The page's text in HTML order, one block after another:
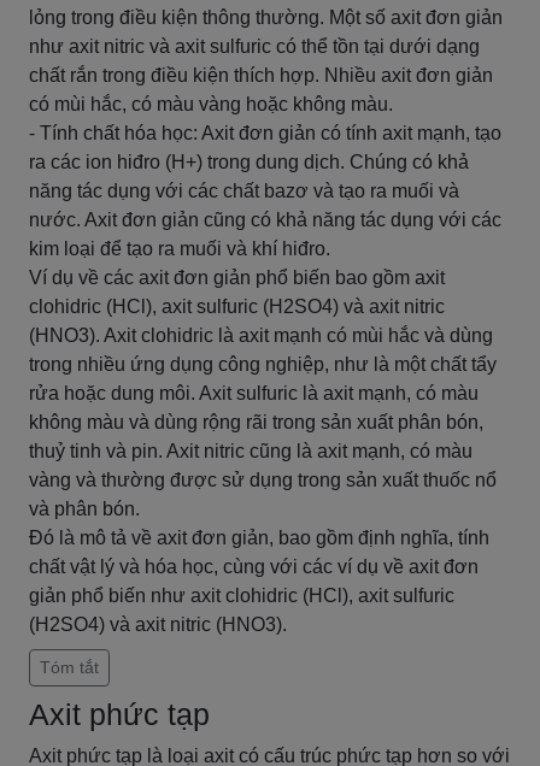
lỏng trong điều kiện thông thường. Một số axit đơn giản
như axit nitric và axit sulfuric có thể tồn tại dưới dạng
chất rắn trong điều kiện thích hợp. Nhiều axit đơn giản
có mùi hắc, có màu vàng hoặc không màu.
- Tính chất hóa học: Axit đơn giản có tính axit mạnh, tạo
ra các ion hiđro (H+) trong dung dịch. Chúng có khả
năng tác dụng với các chất bazơ và tạo ra muối và
nước. Axit đơn giản cũng có khả năng tác dụng với các
kim loại để tạo ra muối và khí hiđro.
Ví dụ về các axit đơn giản phổ biến bao gồm axit
clohidric (HCl), axit sulfuric (H2SO4) và axit nitric
(HNO3). Axit clohidric là axit mạnh có mùi hắc và dùng
trong nhiều ứng dụng công nghiệp, như là một chất tẩy
rửa hoặc dung môi. Axit sulfuric là axit mạnh, có màu
không màu và dùng rộng rãi trong sản xuất phân bón,
thuỷ tinh và pin. Axit nitric cũng là axit mạnh, có màu
vàng và thường được sử dụng trong sản xuất thuốc nổ
và phân bón.
Đó là mô tả về axit đơn giản, bao gồm định nghĩa, tính
chất vật lý và hóa học, cùng với các ví dụ về axit đơn
giản phổ biến như axit clohidric (HCl), axit sulfuric
(H2SO4) và axit nitric (HNO3).
Tóm tắt
Axit phức tạp
Axit phức tạp là loại axit có cấu trúc phức tạp hơn so với